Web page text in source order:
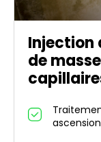
Injection
de